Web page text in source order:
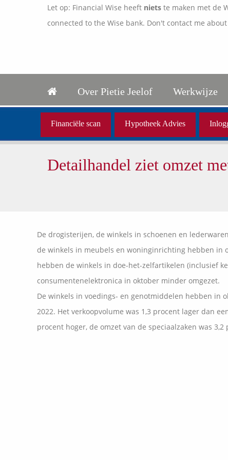
Let op: Financial Wise heeft niets te maken met de
connected to the Wise bank. Don't contact me
Over Pietie Jeelof Werkwijze
Financiële scan Hypotheek Advies
Detailhandel ziet omzet
De drogisterijen, de winkels in schoenen en
de winkels in meubels en woninginrichting hebben in
hebben de winkels in doe-het-zelfartikelen (inclusief
consumentenelektronica in oktober minder omgezet.
De winkels in voedings- en genotmiddelen hebben in
2022. Het verkoopvolume was 1,3 procent lager dan
procent hoger, de omzet van de speciaalzaken was 3,2